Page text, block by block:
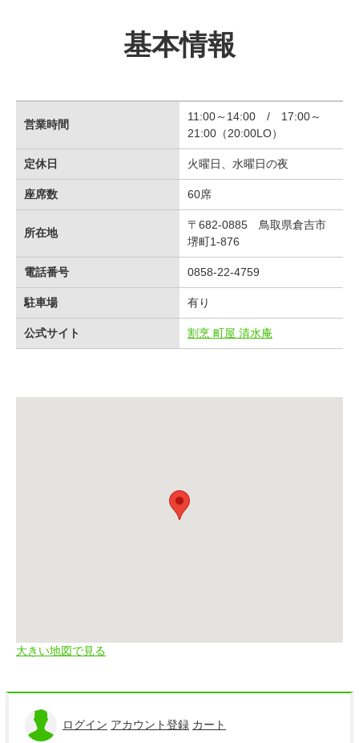
基本情報
営業時間
11:00～14:00 / 17:00～
21:00（20:00LO）
定休日 火曜日、水曜日の夜
座席数 60席
所在地
〒682-0885 鳥取県倉吉市
堺町1-876
電話番号 0858-22-4759
駐車場 有り
公式サイト 割烹 町屋 清水庵
大きい地図で見る
ログイン アカウント登録 カート